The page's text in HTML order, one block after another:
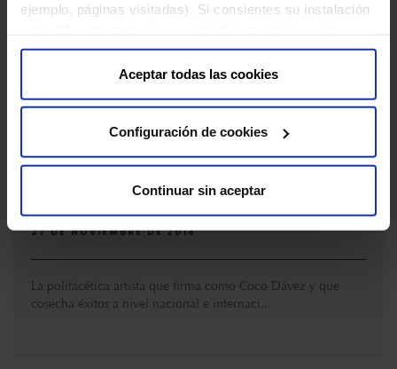
ejemplo, páginas visitadas). Si consientes su instalación
configurar tus preferencias pulsando "Configuración de
cookies". Más información en nuestra "Política de
Cookies"
Aceptar todas las cookies
Configuración de cookies
Continuar sin aceptar
regalos que son arte
27 DE NOVIEMBRE DE 2018
La polifacética artista que firma como Coco Dávez y que
cosecha éxitos a nivel nacional e internaci...